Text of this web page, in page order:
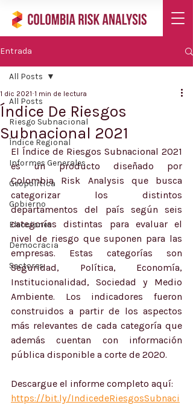
Entrada
All Posts
Riesgo Subnacional
Índice Regional
Informes Generales
Geopolítica
Gobierno
Elecciones
Democracia
Sectores
All Posts
Índice De Riesgos
Subnacional 2021
1 dic 2021 1 min de lectura
El Índice de Riesgos Subnacional 2021
es un producto diseñado por
Colombia Risk Analysis que busca
categorizar los distintos
departamentos del país según seis
categorías distintas para evaluar el
nivel de riesgo que suponen para las
empresas. Estas categorías son
Seguridad, Política, Economía,
Institucionalidad, Sociedad y Medio
Ambiente. Los indicadores fueron
construidos a partir de los aspectos
más relevantes de cada categoría que
además cuentan con información
pública disponible a corte de 2020.
Descargue el informe completo aquí:
https://bit.ly/IndicedeRiesgosSubnaci